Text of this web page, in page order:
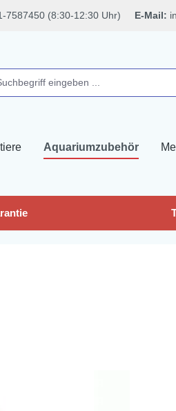
7587450 (8:30-12:30 Uhr) E-Mail:
Aquariumzubehör